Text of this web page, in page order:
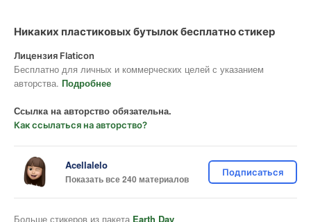
Никаких пластиковых бутылок бесплатно стикер
Лицензия Flaticon
Бесплатно для личных и коммерческих целей с указанием
авторства. Подробнее
Ссылка на авторство обязательна.
Как ссылаться на авторство?
Acellalelo
Показать все 240 материалов
Подписаться
Больше стикеров из пакета Earth Day